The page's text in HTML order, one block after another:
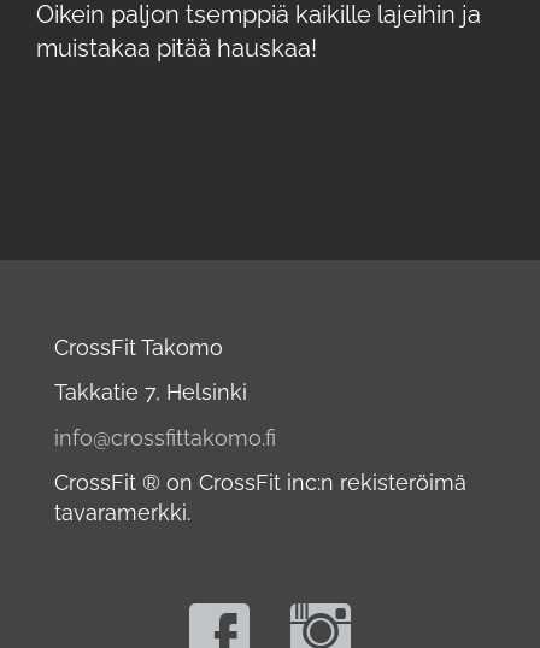
Oikein paljon tsemppiä kaikille lajeihin ja
muistakaa pitää hauskaa!
CrossFit Takomo
Takkatie 7, Helsinki
info@crossfittakomo.fi
CrossFit ® on CrossFit inc:n rekisteröimä
tavaramerkki.